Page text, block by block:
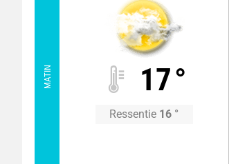
MATIN 17°
Ressentie 16 °